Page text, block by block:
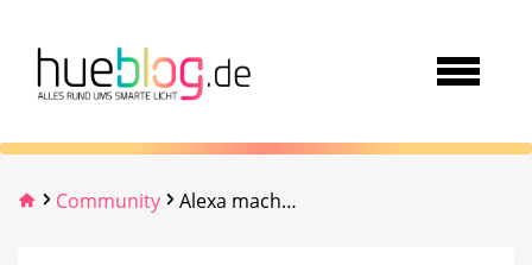
Community Alexa macht mich fertig – Hue-Szenen werden nicht gefunden